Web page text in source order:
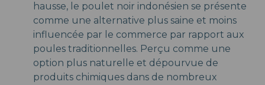
hausse, le poulet noir indonésien se présente
comme une alternative plus saine et moins
influencée par le commerce par rapport aux
poules traditionnelles. Perçu comme une
option plus naturelle et dépourvue de
produits chimiques dans de nombreux